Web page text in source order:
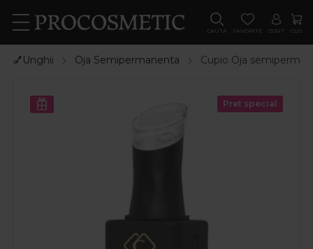
CAUTA FAVORITE CONT COS
💅Unghii Oja Semipermanenta Cupio Oja
Pret special